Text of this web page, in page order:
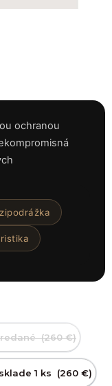
ochranou
(260 €)
1 ks (260 €)